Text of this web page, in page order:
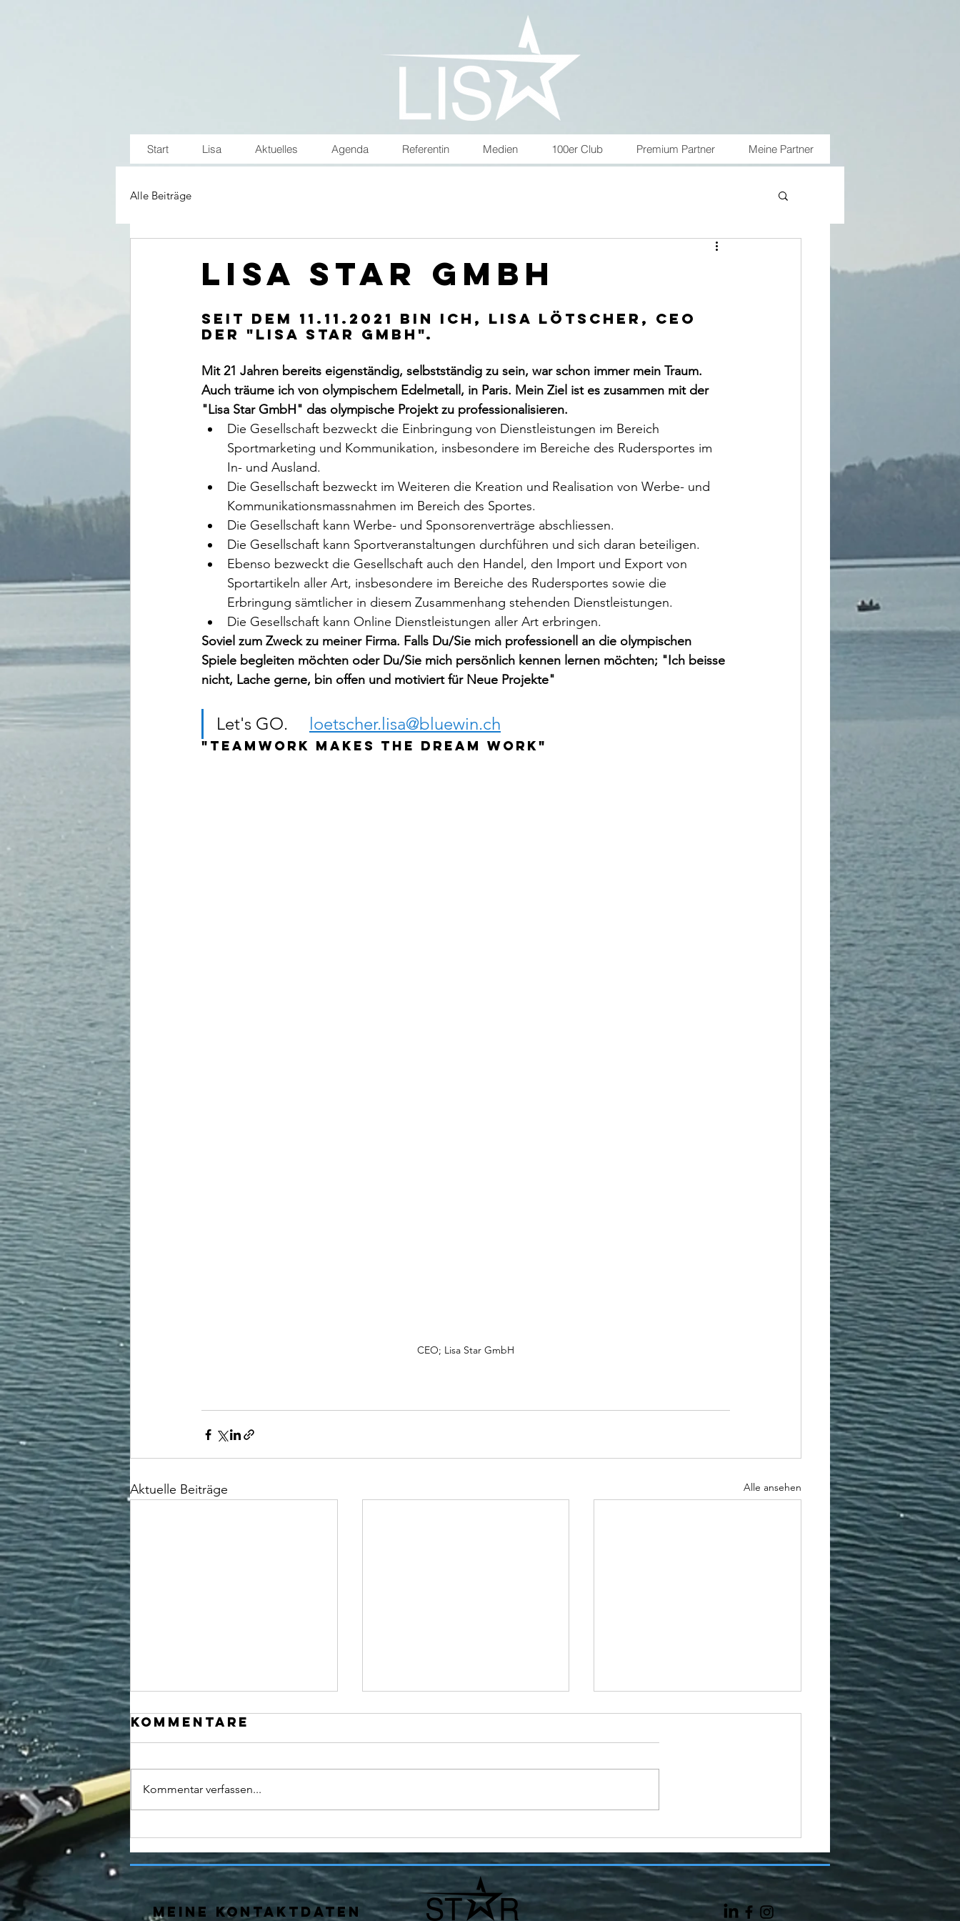
Start Lisa Aktuelles Agenda Referentin Medien 100er Club Premium Partner Meine Partner
Alle Beiträge
Lisa Star GmbH
Seit dem 11.11.2021 bin ich, Lisa Lötscher, CEO
der "Lisa Star GmbH".
Mit 21 Jahren bereits eigenständig, selbstständig zu sein, war schon immer mein Traum.
Auch träume ich von olympischem Edelmetall, in Paris. Mein Ziel ist es zusammen mit der
"Lisa Star GmbH" das olympische Projekt zu professionalisieren.
Die Gesellschaft bezweckt die Einbringung von Dienstleistungen im Bereich
Sportmarketing und Kommunikation, insbesondere im Bereiche des Rudersportes im
In- und Ausland.
Die Gesellschaft bezweckt im Weiteren die Kreation und Realisation von Werbe- und
Kommunikationsmassnahmen im Bereich des Sportes.
Die Gesellschaft kann Werbe- und Sponsorenverträge abschliessen.
Die Gesellschaft kann Sportveranstaltungen durchführen und sich daran beteiligen.
Ebenso bezweckt die Gesellschaft auch den Handel, den Import und Export von
Sportartikeln aller Art, insbesondere im Bereiche des Rudersportes sowie die
Erbringung sämtlicher in diesem Zusammenhang stehenden Dienstleistungen.
Die Gesellschaft kann Online Dienstleistungen aller Art erbringen.
Soviel zum Zweck zu meiner Firma. Falls Du/Sie mich professionell an die olympischen
Spiele begleiten möchten oder Du/Sie mich persönlich kennen lernen möchten; "Ich beisse
nicht, Lache gerne, bin offen und motiviert für Neue Projekte"
Let's GO. loetscher.lisa@bluewin.ch
"teamwork makes the dream work"
CEO; Lisa Star GmbH
Aktuelle Beiträge Alle ansehen
Europameisterin
Vichy
Zweifache
Schweizermeisterin
Kommentare
Kommentar verfassen...
MEINE KONTAKTDATEN